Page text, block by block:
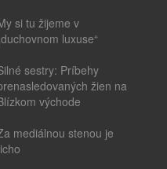
si tu žijeme v
luxuse“
sestry: Príbehy
žien na
východe
mediálnou stenou je